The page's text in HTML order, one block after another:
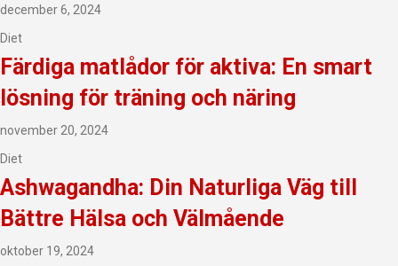
december 6, 2024
Diet
Färdiga matlådor för aktiva: En smart
lösning för träning och näring
november 20, 2024
Diet
Ashwagandha: Din Naturliga Väg till
Bättre Hälsa och Välmående
oktober 19, 2024